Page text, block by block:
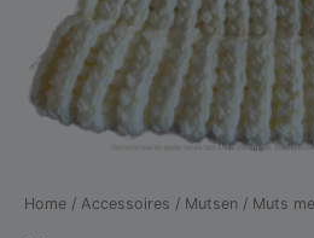
Home / Accessoires / Mutsen / Muts